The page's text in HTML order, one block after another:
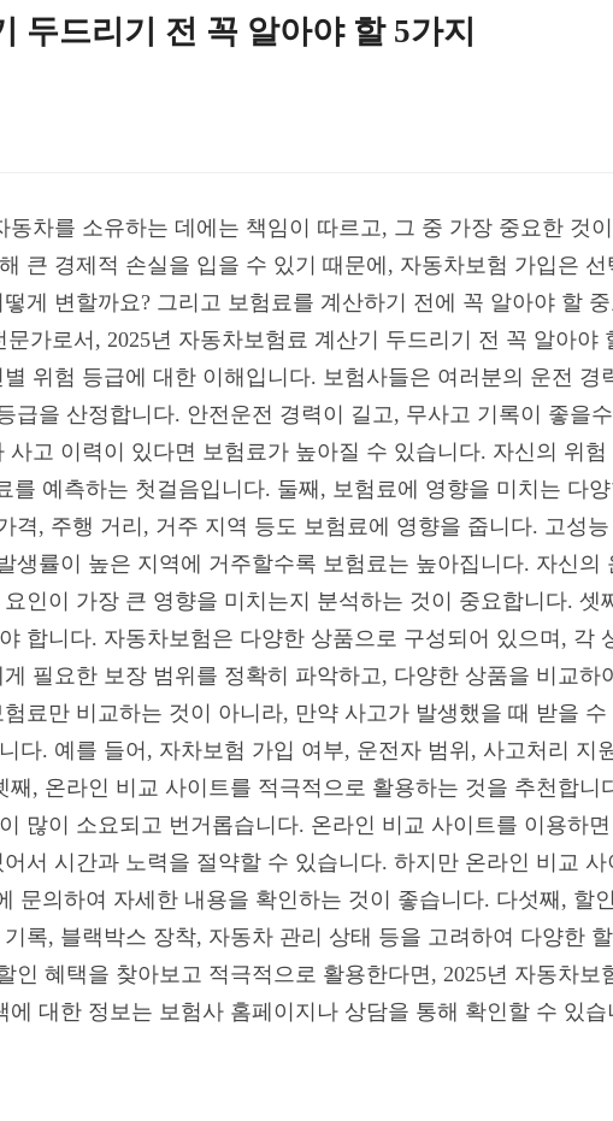
두드리기 전 꼭 알아야 할 5가지
차를 소유하는 데에는 책임이 따르고, 그 중 가장 중요한 것
큰 경제적 손실을 입을 수 있기 때문에, 자동차보험 가입은 선
게 변할까요? 그리고 보험료를 계산하기 전에 꼭 알아야 할
가로서, 2025년 자동차보험료 계산기 두드리기 전 꼭 알아야
위험 등급에 대한 이해입니다. 보험사들은 여러분의 운전 경
급을 산정합니다. 안전운전 경력이 길고, 무사고 기록이 좋을
고 이력이 있다면 보험료가 높아질 수 있습니다. 자신의 위험
를 예측하는 첫걸음입니다. 둘째, 보험료에 영향을 미치는 다양
격, 주행 거리, 거주 지역 등도 보험료에 영향을 줍니다. 고성능
생률이 높은 지역에 거주할수록 보험료는 높아집니다. 자신의
인이 가장 큰 영향을 미치는지 분석하는 것이 중요합니다. 셋
합니다. 자동차보험은 다양한 상품으로 구성되어 있으며, 각
필요한 보장 범위를 정확히 파악하고, 다양한 상품을 비교하
료만 비교하는 것이 아니라, 만약 사고가 발생했을 때 받을 수
다. 예를 들어, 자차보험 가입 여부, 운전자 범위, 사고처리 지
, 온라인 비교 사이트를 적극적으로 활용하는 것을 추천합니
많이 소요되고 번거롭습니다. 온라인 비교 사이트를 이용하면
서 시간과 노력을 절약할 수 있습니다. 하지만 온라인 비교 사
문의하여 자세한 내용을 확인하는 것이 좋습니다. 다섯째, 할
록, 블랙박스 장착, 자동차 관리 상태 등을 고려하여 다양한
인 혜택을 찾아보고 적극적으로 활용한다면, 2025년 자동차보
대한 정보는 보험사 홈페이지나 상담을 통해 확인할 수 있습